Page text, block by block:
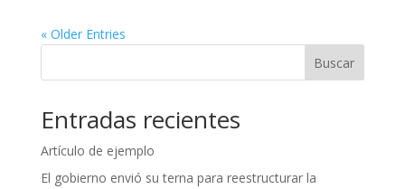
« Older Entries
Buscar
Entradas recientes
Artículo de ejemplo
El gobierno envió su terna para reestructurar la